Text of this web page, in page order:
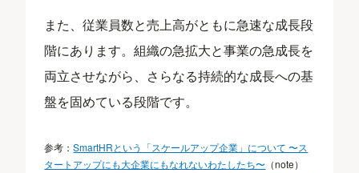
また、従業員数と売上高がともに急速な成長段
階にあります。組織の急拡大と事業の急成長を
両立させながら、さらなる持続的な成長への基
盤を固めている段階です。
参考：SmartHRという「スケールアップ企業」について 〜ス
タートアップにも大企業にもなれないわたしたち〜 （note）